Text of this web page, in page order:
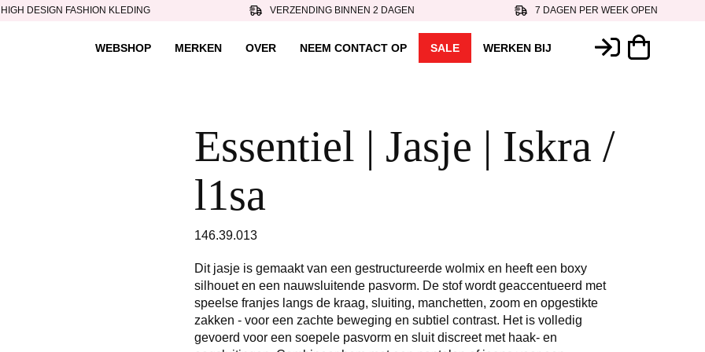
HIGH DESIGN FASHION KLEDING VERZENDING BINNEN 2 DAGEN 7 DAGEN PER WEEK OPEN
WEBSHOP MERKEN OVER NEEM CONTACT OP SALE WERKEN BIJ
Essentiel | Jasje | Iskra /
l1sa
146.39.013
Dit jasje is gemaakt van een gestructureerde wolmix en heeft een boxy
silhouet en een nauwsluitende pasvorm. De stof wordt geaccentueerd met
speelse franjes langs de kraag, sluiting, manchetten, zoom en opgestikte
zakken - voor een zachte beweging en subtiel contrast. Het is volledig
gevoerd voor een soepele pasvorm en sluit discreet met haak- en